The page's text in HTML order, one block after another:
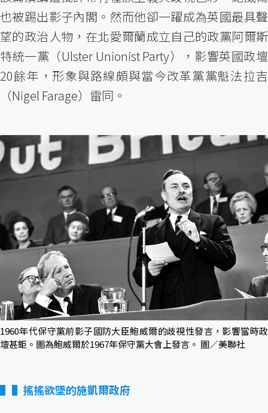
也被踢出影子內閣。然而他卻一躍成為英國最具聲
望的政治人物，在北愛爾蘭成立自己的政黨阿爾斯
特統一黨（Ulster Unionist Party），影響英國政壇
20餘年，形象與路線頗與當今改革黨黨魁法拉吉
（Nigel Farage）雷同。
1960年代保守黨前影子國防大臣鮑威爾的歧視性發言，影響當時政
壇甚鉅。圖為鮑威爾於1967年保守黨大會上發言。 圖／美聯社
▌搖搖欲墜的施凱爾政府